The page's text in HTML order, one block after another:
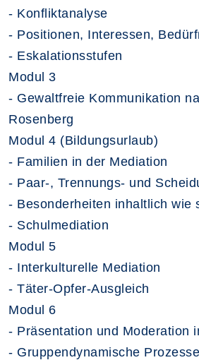
- Konfliktanalyse
- Positionen, Interessen,
- Eskalationsstufen
Modul 3
- Gewaltfreie Kommunikation
Rosenberg
Modul 4 (Bildungsurlaub)
- Familien in der Mediation
- Paar-, Trennungs- und
- Besonderheiten inhaltlich wie
- Schulmediation
Modul 5
- Interkulturelle Mediation
- Täter-Opfer-Ausgleich
Modul 6
- Präsentation und Moderation
- Gruppendynamische Prozesse